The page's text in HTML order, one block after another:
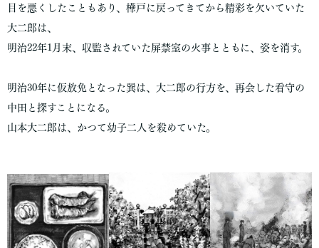
目を悪くしたこともあり、樺戸に戻ってきてから精彩を欠いていた
大二郎は、
明治22年1月末、収監されていた屏禁室の火事とともに、姿を消す。
明治30年に仮放免となった巽は、大二郎の行方を、再会した看守の
中田と探すことになる。
山本大二郎は、かつて幼子二人を殺めていた。